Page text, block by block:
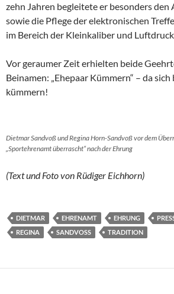
zehn Jahren begleitete er besonders den
sowie die Pflege der elektronischen
im Bereich der Kleinkaliber und
Vor geraumer Zeit erhielten beide
Beinamen: „Ehepaar Kümmern“ – da
kümmern!
Dietmar Sandvoß und Regina Horn-Sandvoß vor dem
„Sportehrenamt überrascht“ nach der Ehrung
(Text und Foto von Rüdiger Eichhorn)
DIETMAR EHRENAMT EHRUNG
REGINA
SANDVOSS TRADITION